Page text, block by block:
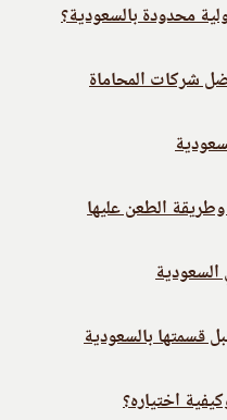
محدودة بالسعودية؟
الطعن عليها
قسمتها بالسعودية
اختياره؟